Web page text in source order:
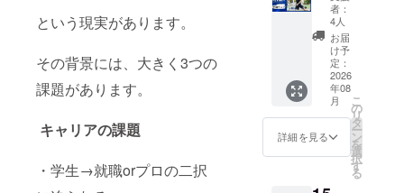
という現実があります。
その背景には、大きく3つの
課題があります。
キャリアの課題
・学生→就職orプロの二択
はして
おりま
せん。
※グッズ
画像は
イメー
ジにな
りま
・オリ
ジナル
タオル
（20cm
×110c
m） ・
オリジ
ナルT
シャツ
（サイ
（約60
秒。
メール
に添付
しま
す。）
・選
手・ア
ンバサ
ダーオ
ウェア
半袖上
下】 ・
DGFC
限定携
帯壁紙
付きお
礼メー
ル（ほ
しい方
を選択
してく
者：
4人
お届
け予
定：
2026
年08
月
詳細を見る
こ
の
リ
タ
ー
ン
を
選
択
す
る